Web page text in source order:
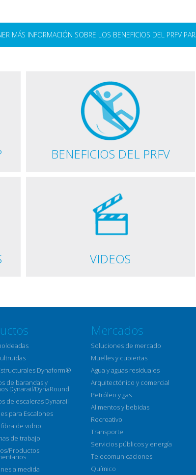
MÁS INFORMACIÓN SOBRE LOS BENEFICIOS DEL PRFV
BENEFICIOS DEL PRFV
VIDEOS
Dynaform®
de barandas y
Dynarail/DynaRound
de escaleras Dynarail
para Escalones
de vidrio
de trabajo
Productos
a medida
Mercados
Soluciones de mercado
Muelles y cubiertas
Agua y aguas residuales
Arquitectónico y comercial
Petróleo y gas
Alimentos y bebidas
Recreativo
Transporte
Servicios públicos y energía
Telecomunicaciones
Químico